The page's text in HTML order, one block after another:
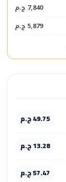
7,840 ج.م
5,879 ج.م
49.75 ج.م
13.28 ج.م
57.47 ج.م